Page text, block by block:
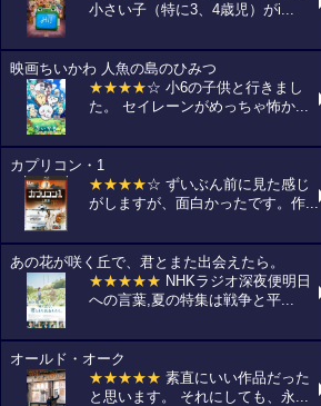
小さい子（特に3、4歳児）がi...
映画ちいかわ 人魚の島のひみつ
★★★★☆ 小6の子供と行きまし
た。 セイレーンがめっちゃ怖か...
カプリコン・1
★★★★☆ ずいぶん前に見た感じ
がしますが、面白かったです。作...
あの花が咲く丘で、君とまた出会えたら。
★★★★★ NHKラジオ深夜便明日
への言葉,夏の特集は戦争と平...
オールド・オーク
★★★★★ 素直にいい作品だった
と思います。 それにしても、永...